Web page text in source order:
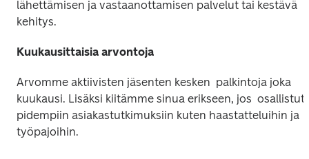
lähettämisen ja vastaanottamisen palvelut tai kestävä
kehitys.
Kuukausittaisia arvontoja
Arvomme aktiivisten jäsenten kesken  palkintoja joka
kuukausi. Lisäksi kiitämme sinua erikseen, jos  osallistut
pidempiin asiakastutkimuksiin kuten haastatteluihin ja
työpajoihin.